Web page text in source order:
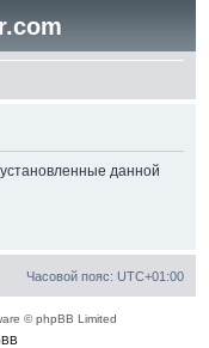
данной
Часовой пояс: UTC+01:00
© phpBB Limited